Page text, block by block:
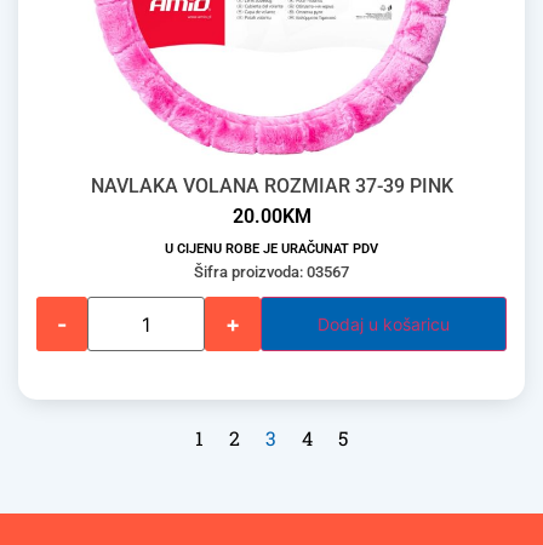
NAVLAKA VOLANA ROZMIAR 37-39 PINK
20.00KM
U CIJENU ROBE JE URAČUNAT PDV
Šifra proizvoda: 03567
- + Dodaj u košaricu
1 2 3 4 5